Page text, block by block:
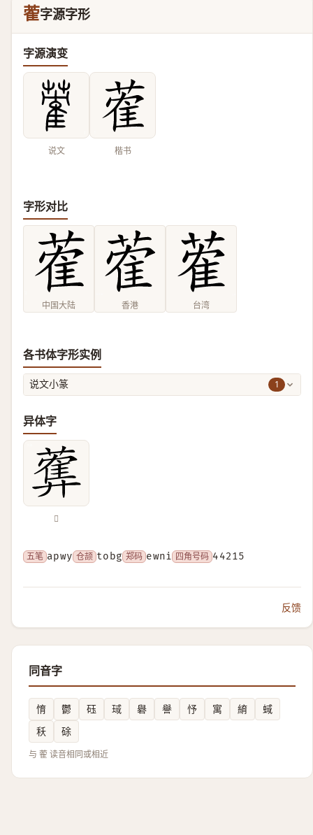
蒮字源字形
字源演变
说文 楷书
字形对比
中国大陆 香港 台湾
各书体字形实例
说文小篆 1
异体字
𦿠
五笔 apwy 仓颉 tobg 郑码 ewni 四角号码 44215
反馈
同音字
㥔 鬱 砡 琙 礜 譽 忬 寓 䋭
蜮
秗
硢
与 蒮 读音相同或相近